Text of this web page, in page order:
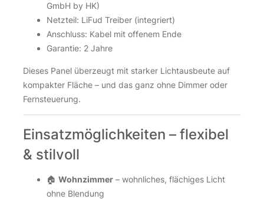
GmbH by HK)
Netzteil: LiFud Treiber (integriert)
Anschluss: Kabel mit offenem Ende
Garantie: 2 Jahre
Dieses Panel überzeugt mit starker Lichtausbeute auf
kompakter Fläche – und das ganz ohne Dimmer oder
Fernsteuerung.
Einsatzmöglichkeiten – flexibel
& stilvoll
🏠 Wohnzimmer – wohnliches, flächiges Licht
ohne Blendung